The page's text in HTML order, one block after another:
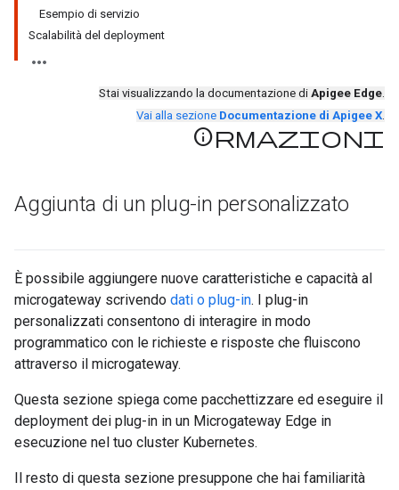
Esempio di servizio
Scalabilità del deployment
Stai visualizzando la documentazione di Apigee Edge.
Vai alla sezione Documentazione di Apigee X.
Informazioni
Aggiunta di un plug-in personalizzato
È possibile aggiungere nuove caratteristiche e capacità al
microgateway scrivendo dati o plug-in. I plug-in
personalizzati consentono di interagire in modo
programmatico con le richieste e risposte che fluiscono
attraverso il microgateway.
Questa sezione spiega come pacchettizzare ed eseguire il
deployment dei plug-in in un Microgateway Edge in
esecuzione nel tuo cluster Kubernetes.
Il resto di questa sezione presuppone che hai familiarità